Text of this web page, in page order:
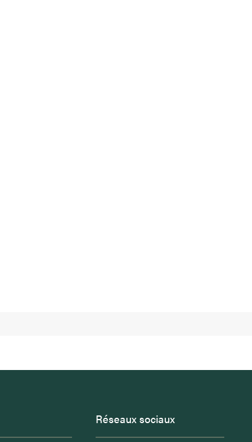
Réseaux sociaux